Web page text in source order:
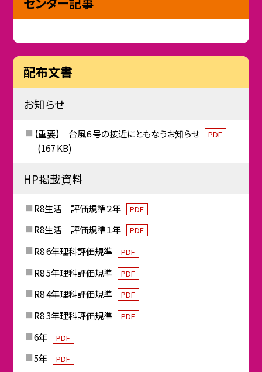
配布文書
お知らせ
【重要】 台風６号の接近にともなうお知らせ PDF
(167 KB)
HP掲載資料
R8生活 評価規準２年 PDF
R8生活 評価規準１年 PDF
R8 6年理科評価規準 PDF
R8 5年理科評価規準 PDF
R8 4年理科評価規準 PDF
R8 3年理科評価規準 PDF
6年 PDF
5年 PDF